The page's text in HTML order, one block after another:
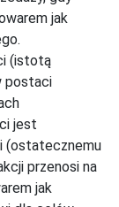
jak
(istotą
postaci
jest
(ostatecznemu
przenosi na
jak